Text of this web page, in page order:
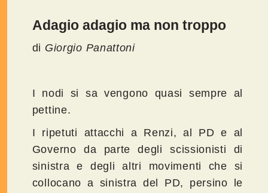
Adagio adagio ma non troppo
di Giorgio Panattoni
I nodi si sa vengono quasi sempre al
pettine.
I ripetuti attacchi a Renzi, al PD e al
Governo da parte degli scissionisti di
sinistra e degli altri movimenti che si
collocano a sinistra del PD, persino le